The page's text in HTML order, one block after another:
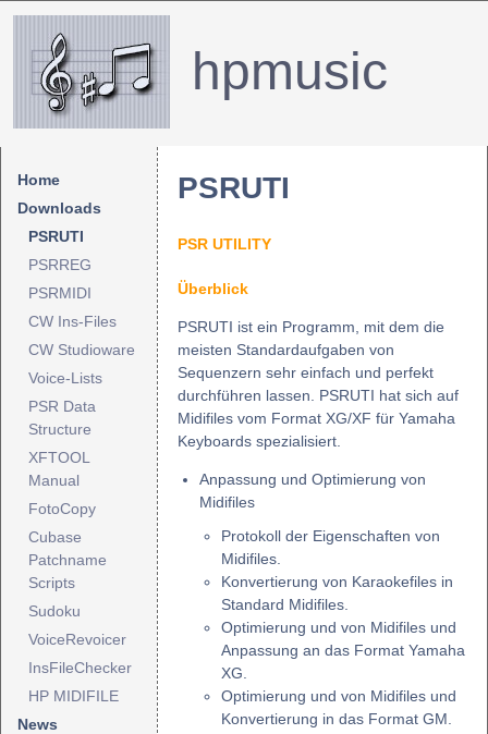
hpmusic
Home
Downloads
PSRUTI
PSRREG
PSRMIDI
CW Ins-Files
CW Studioware
Voice-Lists
PSR Data
Structure
XFTOOL
Manual
FotoCopy
Cubase
Patchname
Scripts
Sudoku
VoiceRevoicer
InsFileChecker
HP MIDIFILE
News
PSRUTI
PSR UTILITY
Überblick
PSRUTI ist ein Programm, mit dem die
meisten Standardaufgaben von
Sequenzern sehr einfach und perfekt
durchführen lassen. PSRUTI hat sich auf
Midifiles vom Format XG/XF für Yamaha
Keyboards spezialisiert.
Anpassung und Optimierung von
Midifiles
Protokoll der Eigenschaften von
Midifiles.
Konvertierung von Karaokefiles in
Standard Midifiles.
Optimierung und von Midifiles und
Anpassung an das Format Yamaha
XG.
Optimierung und von Midifiles und
Konvertierung in das Format GM.